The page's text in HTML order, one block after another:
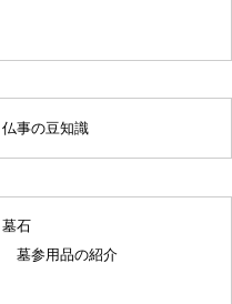
仏事の豆知識
墓石
墓参用品の紹介